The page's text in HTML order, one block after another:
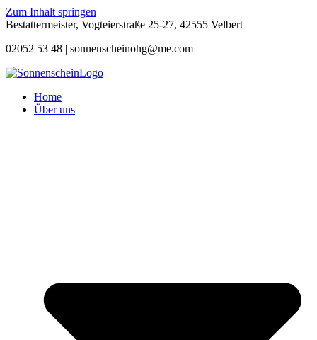
Zum Inhalt springen
Bestattermeister, Vogteierstraße 25-27, 42555 Velbert
02052 53 48 | sonnenscheinohg@me.com
Home
Über uns